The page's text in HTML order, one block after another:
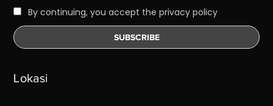
By continuing, you accept the privacy policy
Lokasi